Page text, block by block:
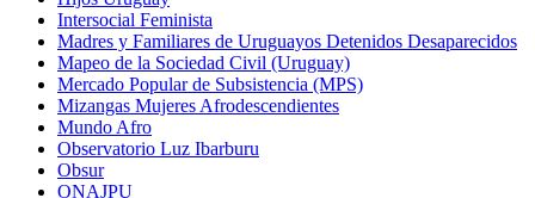
Intersocial Feminista
Madres y Familiares de Uruguayos Detenidos Desaparecidos
Mapeo de la Sociedad Civil (Uruguay)
Mercado Popular de Subsistencia (MPS)
Mizangas Mujeres Afrodescendientes
Mundo Afro
Observatorio Luz Ibarburu
Obsur
ONAJPU